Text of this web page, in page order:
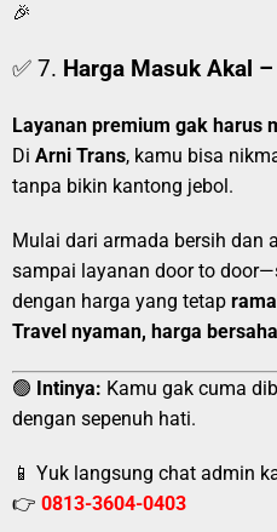
🎉
✅ 7. Harga Masuk Akal
Layanan premium gak harus
Di Arni Trans, kamu bisa
tanpa bikin kantong jebol.
Mulai dari armada bersih dan
sampai layanan door to
dengan harga yang tetap
Travel nyaman, harga
🟢 Intinya: Kamu gak cuma
dengan sepenuh hati.
📱 Yuk langsung chat admin
👉 0813-3604-0403